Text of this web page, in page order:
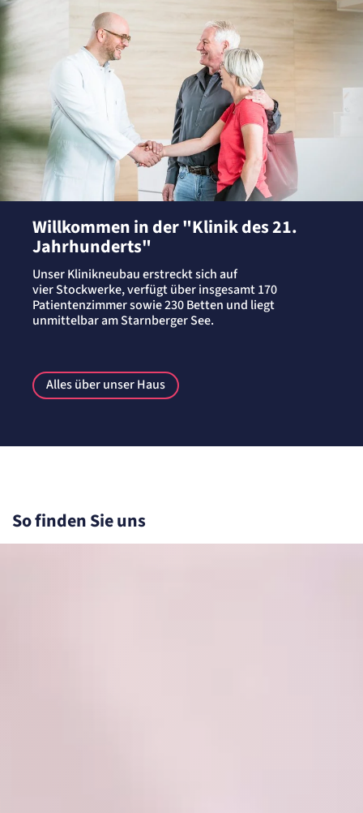
Willkommen in der "Klinik des 21.
Jahrhunderts"
Unser Klinikneubau erstreckt sich auf
vier Stockwerke, verfügt über insgesamt 170
Patientenzimmer sowie 230 Betten und liegt
unmittelbar am Starnberger See.
Alles über unser Haus
So finden Sie uns